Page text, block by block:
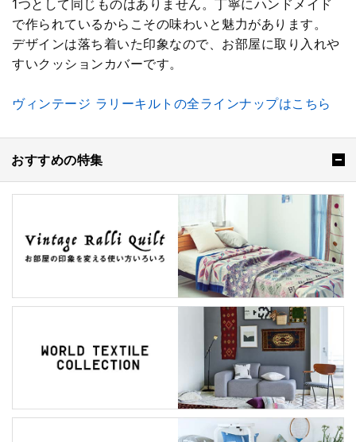
1つとして同じものはありません。丁寧にハンドメイド
で作られているからこその味わいと魅力があります。
デザインは落ち着いた印象なので、お部屋に取り入れや
すいクッションカバーです。
ヴィンテージ ラリーキルトの全ラインナップはこちら
おすすめの特集